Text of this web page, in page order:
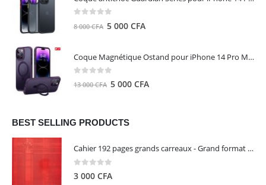
500 CFA.
8 000CFA Le
était :
000 CFA.
5 000 CFA
000 CFA.
Coque Magnétique Ostand pour iPhone 14 Pro Max - Violet Foncé - TORRAS
13 000CFA Le
était :
000 CFA.
5 000 CFA
000 CFA.
BEST SELLING PRODUCTS
Cahier 192 pages grands carreaux - Grand format - Brochure dos toilé - 24x32 cm - Papier blanc 90 g - Couverture carte pelliculée couleur aléatoire - Clairefontaine
3 000 CFA